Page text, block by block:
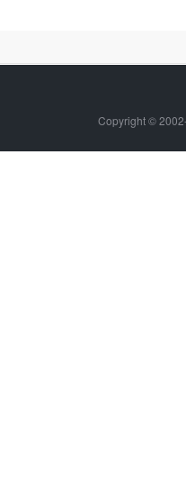
Copyright ©